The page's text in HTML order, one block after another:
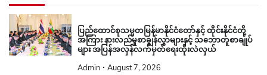
ပြည်ထောင်စုသမ္မတမြန်မာနိုင်ငံတော်နှင့် ထိုင်းနိုင်ငံတို့
အကြား နားလည်မှုစာချွန်လွှာများနှင့် သဘောတူစာချုပ်
များ အပြန်အလှန်လက်မှတ်ရေးထိုးလဲလှယ်
Admin August 7, 2026